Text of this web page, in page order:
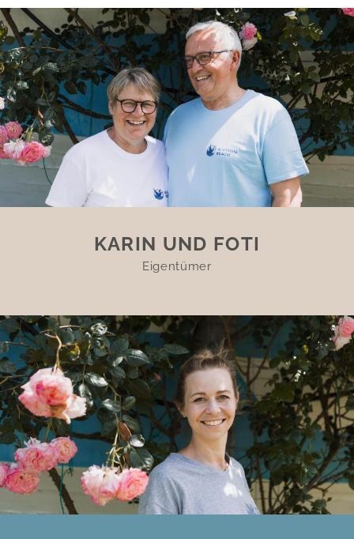
KARIN UND FOTI
Eigentümer